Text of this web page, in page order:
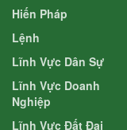
Hiến Pháp
Lệnh
Lĩnh Vực Dân Sự
Lĩnh Vực Doanh
Nghiệp
Lĩnh Vực Đất Đai